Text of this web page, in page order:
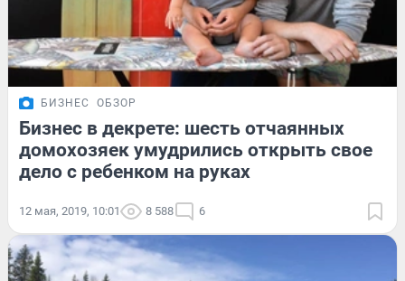
БИЗНЕС ОБЗОР
Бизнес в декрете: шесть отчаянных
домохозяек умудрились открыть свое
дело с ребенком на руках
12 мая, 2019, 10:01 8 588 6